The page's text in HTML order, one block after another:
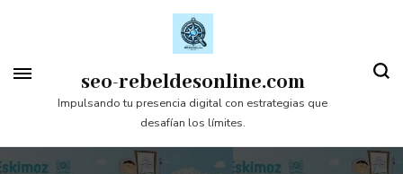
contenido
(presiona
tecla
seo-rebeldesonline.com
Impulsando tu presencia digital con estrategias que
desafían los límites.